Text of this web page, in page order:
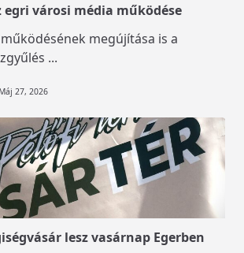
városi média működése
megújítása is a
...
Máj 27, 2026
lesz vasárnap Egerben